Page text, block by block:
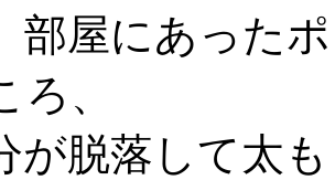
部屋にあった
ろ、
が脱落して太